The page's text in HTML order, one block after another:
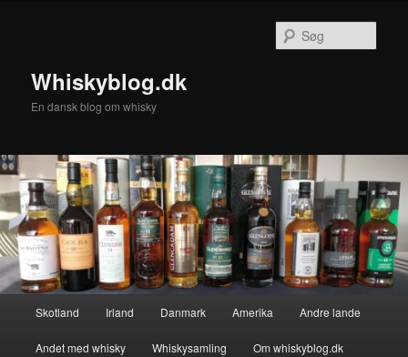
Whiskyblog.dk
En dansk blog om whisky
Skotland Irland Danmark Amerika Andre lande
Andet med whisky Whiskysamling Om whiskyblog.dk